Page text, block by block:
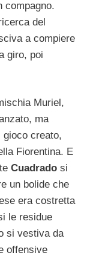
compagno.
del
a compiere
giro, poi
Muriel,
ma
gioco creato,
Fiorentina. E
Cuadrado si
un bolide che
era costretta
le residue
si vestiva da
offensive